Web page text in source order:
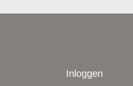
Inloggen